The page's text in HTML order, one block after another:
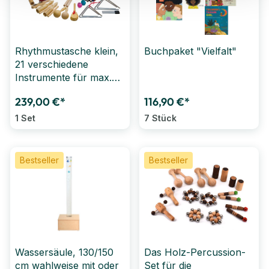
Rhythmustasche klein,
21 verschiedene
Instrumente für max.
239,00 €*
1 Set
Buchpaket "Vielfalt"
116,90 €*
7 Stück
Bestseller
Wassersäule, 130/150
cm wahlweise mit oder
Bestseller
Das Holz-Percussion-
Set für die